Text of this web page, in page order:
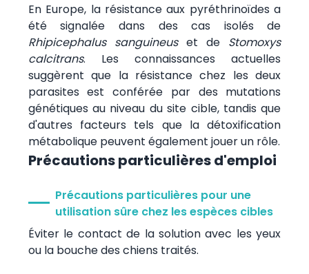
En Europe, la résistance aux pyréthrinoïdes a
été signalée dans des cas isolés de
Rhipicephalus sanguineuset de Stomoxys
calcitrans. Les connaissances actuelles
suggèrent que la résistance chez les deux
parasites est conférée par des mutations
génétiques au niveau du site cible, tandis que
d'autres facteurs tels que la détoxification
métabolique peuvent également jouer un rôle.
Précautions particulières d'emploi
Précautions particulières pour une
utilisation sûre chez les espèces cibles
Éviter le contact de la solution avec les yeux
ou la bouche des chiens traités.